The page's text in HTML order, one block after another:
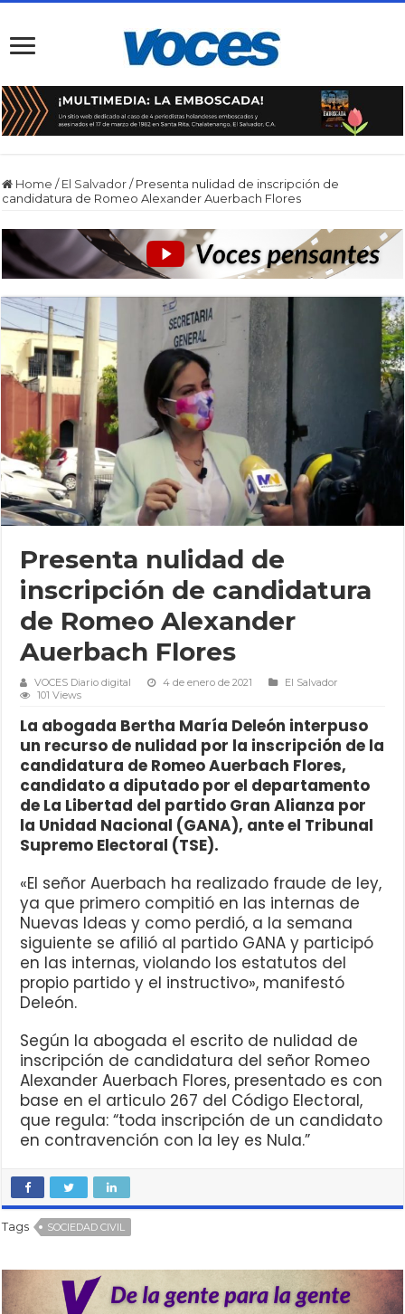
Home / El Salvador / Presenta nulidad de inscripción de
candidatura de Romeo Alexander Auerbach Flores
Presenta nulidad de
inscripción de candidatura
de Romeo Alexander
Auerbach Flores
VOCES Diario digital 4 de enero de 2021
El Salvador
101 Views
La abogada Bertha María Deleón interpuso
un recurso de nulidad por la inscripción de la
candidatura de Romeo Auerbach Flores,
candidato a diputado por el departamento
de La Libertad del partido Gran Alianza por
la Unidad Nacional (GANA), ante el Tribunal
Supremo Electoral (TSE).
«El señor Auerbach ha realizado fraude de ley,
ya que primero compitió en las internas de
Nuevas Ideas y como perdió, a la semana
siguiente se afilió al partido GANA y participó
en las internas, violando los estatutos del
propio partido y el instructivo», manifestó
Deleón.
Según la abogada el escrito de nulidad de
inscripción de candidatura del señor Romeo
Alexander Auerbach Flores, presentado es con
base en el articulo 267 del Código Electoral,
que regula: “toda inscripción de un candidato
en contravención con la ley es Nula.”
Tags SOCIEDAD CIVIL